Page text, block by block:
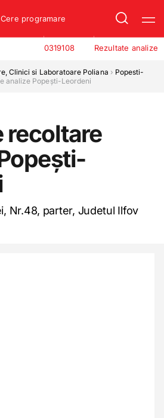
Rezultate analize
0319108
Cere programare
Clinici si Laboratoare Poliana › Popesti-
analize Popești-Leordeni
recoltare
Nr.48, parter, Judetul Ilfov